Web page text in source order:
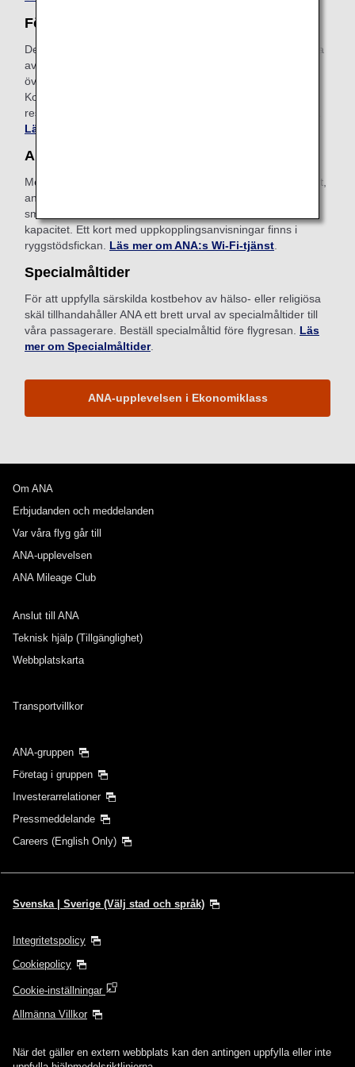
Förbetalt extrabagage
Det här är en bekväm tjänst som gör att du kan betala extra
avgifter i förväg på ANA:s webbplats för bagage som
överskrider den tillåtna mängden incheckat bagage.
Kostnaden är 150 EUR beroende på viktbegränsning och
resedestination. Ansök online när du har bokat din flygresa.
Läs mer om förbetalt extrabagage
ANA Wi-Fi-tjänst
Med vår internettjänst ombord kan du komma ut på internet,
använda e-post och hålla dig uppkopplad med din
smarttelefon, surfplatta eller andra enheter med trådlös
kapacitet. Ett kort med uppkopplingsanvisningar finns i
ryggstödsfickan. Läs mer om ANA:s Wi-Fi-tjänst
Specialmåltider
För att uppfylla särskilda kostbehov av hälso- eller religiösa
skäl tillhandahåller ANA ett brett urval av specialmåltider till
våra passagerare. Beställ specialmåltid före flygresan. Läs
mer om Specialmåltider.
ANA-upplevelsen i Ekonomiklass
Om ANA
Erbjudanden och meddelanden
Var våra flyg går till
ANA-upplevelsen
ANA Mileage Club
Anslut till ANA
Teknisk hjälp (Tillgänglighet)
Webbplatskarta
Transportvillkor
ANA-gruppen
Företag i gruppen
Investerarrelationer
Pressmeddelande
Careers (English Only)
Svenska | Sverige (Välj stad och språk)
Integritetspolicy
Cookiepolicy
Cookie-inställningar
Allmänna Villkor
När det gäller en extern webbplats kan den antingen uppfylla eller inte